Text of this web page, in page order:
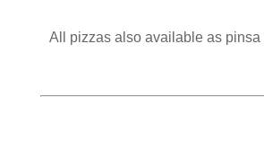
All pizzas also available as pinsa